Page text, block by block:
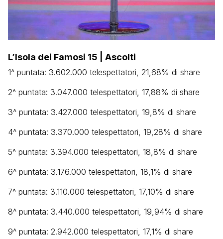
L’Isola dei Famosi 15 | Ascolti
1^ puntata: 3.602.000 telespettatori, 21,68% di share
2^ puntata: 3.047.000 telespettatori, 17,88% di share
3^ puntata: 3.427.000 telespettatori, 19,8% di share
4^ puntata: 3.370.000 telespettatori, 19,28% di share
5^ puntata: 3.394.000 telespettatori, 18,8% di share
6^ puntata: 3.176.000 telespettatori, 18,1% di share
7^ puntata: 3.110.000 telespettatori, 17,10% di share
8^ puntata: 3.440.000 telespettatori, 19,94% di share
9^ puntata: 2.942.000 telespettatori, 17,1% di share